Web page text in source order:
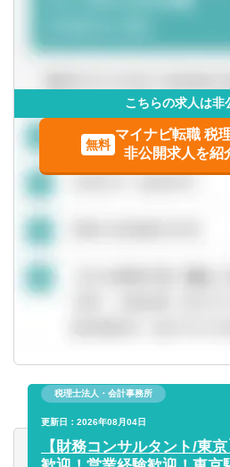
として幅広い知見が得られる
こちらの求人は非
無料
マイナビ転職 税
非公開求人を紹
税理士法人・会計事務所
更新日：2026年08月04日
【財務コンサルタント/東